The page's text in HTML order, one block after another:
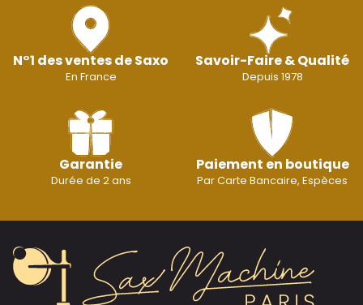
N°1 des ventes de Saxo
En France
Savoir-Faire & Qualité
Depuis 1978
Garantie
Durée de 2 ans
Paiement en boutique
Par Carte Bancaire, Espèces